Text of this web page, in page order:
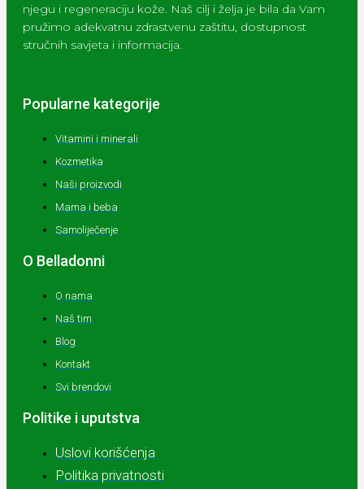
njegu i regeneraciju kože. Naš cilj i želja je bila da Vam
pružimo adekvatnu zdrastvenu zaštitu, dostupnost
stručnih savjeta i informacija.
Popularne kategorije
Vitamini i minerali
Kozmetika
Naši proizvodi
Mama i beba
Samoliječenje
O Belladonni
O nama
Naš tim
Blog
Kontakt
Svi brendovi
Politike i uputstva
Uslovi korišćenja
Politika privatnosti